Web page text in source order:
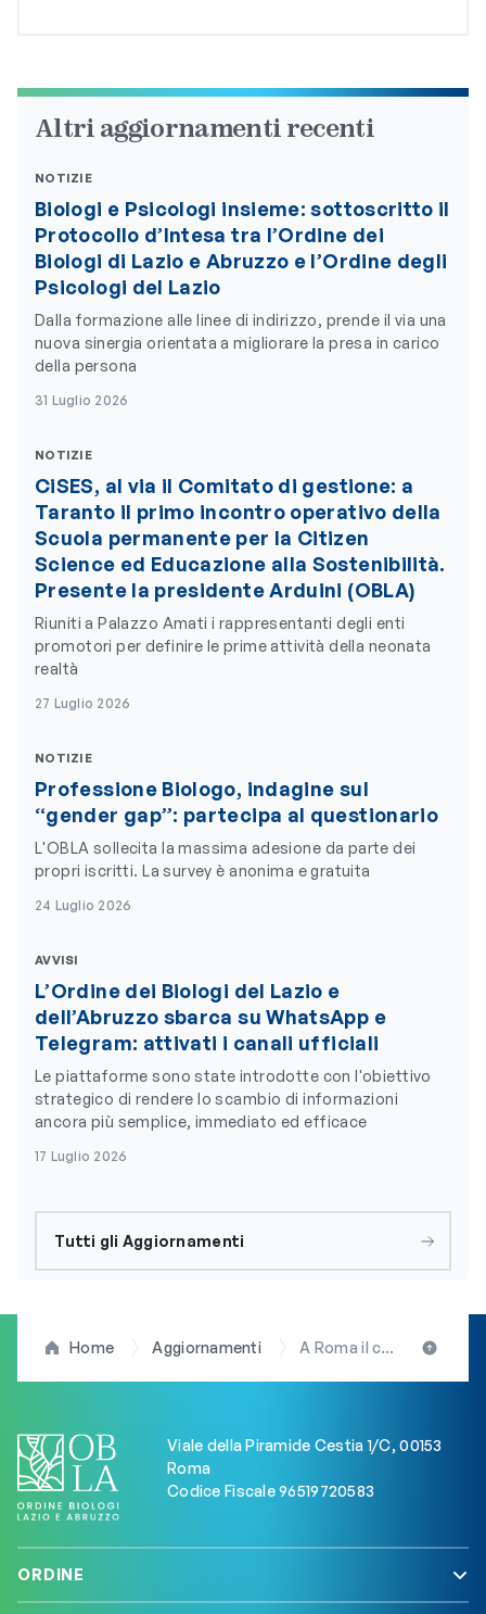
Altri aggiornamenti recenti
NOTIZIE
Biologi e Psicologi insieme: sottoscritto il
Protocollo d’Intesa tra l’Ordine dei
Biologi di Lazio e Abruzzo e l’Ordine degli
Psicologi del Lazio
Dalla formazione alle linee di indirizzo, prende il via una
nuova sinergia orientata a migliorare la presa in carico
della persona
31 Luglio 2026
NOTIZIE
CiSES, al via il Comitato di gestione: a
Taranto il primo incontro operativo della
Scuola permanente per la Citizen
Science ed Educazione alla Sostenibilità.
Presente la presidente Arduini (OBLA)
Riuniti a Palazzo Amati i rappresentanti degli enti
promotori per definire le prime attività della neonata
realtà
27 Luglio 2026
NOTIZIE
Professione Biologo, indagine sul
“gender gap”: partecipa al questionario
L'OBLA sollecita la massima adesione da parte dei
propri iscritti. La survey è anonima e gratuita
24 Luglio 2026
AVVISI
L’Ordine dei Biologi del Lazio e
dell’Abruzzo sbarca su WhatsApp e
Telegram: attivati i canali ufficiali
Le piattaforme sono state introdotte con l'obiettivo
strategico di rendere lo scambio di informazioni
ancora più semplice, immediato ed efficace
17 Luglio 2026
Tutti gli Aggiornamenti
Home Aggiornamenti A Roma il convegno della FNOB su “Sicurezza alimentare e Nutrizione”. Evento accreditato ECM. Presenti i consiglieri OBLA. L’intervento della presidente Arduini
Viale della Piramide Cestia 1/C, 00153
Roma
Codice Fiscale 96519720583
ORDINE